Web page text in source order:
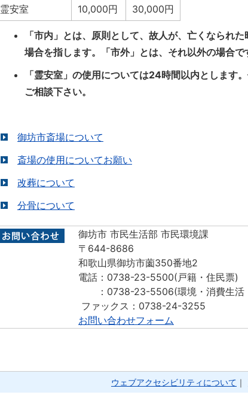
霊安室
10,000円 30,000円
「市内」とは、原則として、故人が、亡くなられ
場合を指します。「市外」とは、それ以外の場合で
「霊安室」の使用については24時間以内とします
ご相談下さい。
御坊市斎場について
斎場の使用についてお願い
改葬について
分骨について
御坊市 市民生活部 市民環境課
〒644-8686
和歌山県御坊市薗350番地2
電話：0738-23-5500(戸籍・住民票)
：0738-23-5506(環境・消費生活
​​​​​​​ ファックス：0738-24-3255
お問い合わせフォーム
ウェブアクセシビリティについて ｜